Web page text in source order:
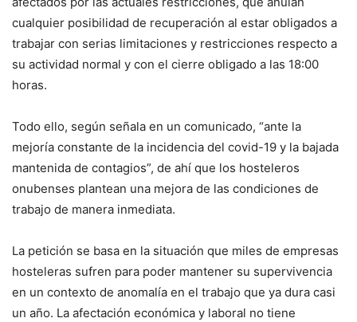
cualquier posibilidad de recuperación al estar obligados a
trabajar con serias limitaciones y restricciones respecto a
su actividad normal y con el cierre obligado a las 18:00
horas.
Todo ello, según señala en un comunicado, “ante la
mejoría constante de la incidencia del covid-19 y la bajada
mantenida de contagios”, de ahí que los hosteleros
onubenses plantean una mejora de las condiciones de
trabajo de manera inmediata.
La petición se basa en la situación que miles de empresas
hosteleras sufren para poder mantener su supervivencia
en un contexto de anomalía en el trabajo que ya dura casi
un año. La afectación económica y laboral no tiene